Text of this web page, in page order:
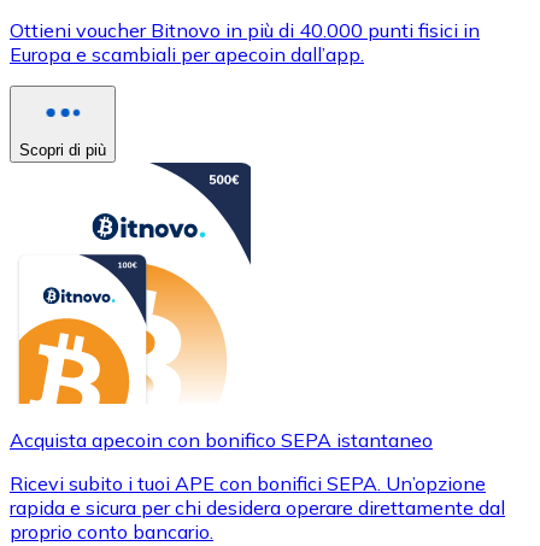
Ottieni voucher Bitnovo in più di 40.000 punti fisici in
Europa e scambiali per apecoin dall’app.
Scopri di più
Acquista apecoin con bonifico SEPA istantaneo
Ricevi subito i tuoi APE con bonifici SEPA. Un’opzione
rapida e sicura per chi desidera operare direttamente dal
proprio conto bancario.